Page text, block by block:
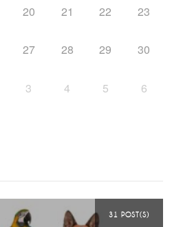
20 21 22 23
27 28 29 30
3 4 5 6
31 POST(S)